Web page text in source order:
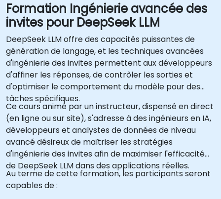
Formation Ingénierie avancée des
invites pour DeepSeek LLM
DeepSeek LLM offre des capacités puissantes de
génération de langage, et les techniques avancées
d'ingénierie des invites permettent aux développeurs
d'affiner les réponses, de contrôler les sorties et
d'optimiser le comportement du modèle pour des
tâches spécifiques.
Ce cours animé par un instructeur, dispensé en direct
(en ligne ou sur site), s'adresse à des ingénieurs en IA,
développeurs et analystes de données de niveau
avancé désireux de maîtriser les stratégies
d'ingénierie des invites afin de maximiser l'efficacité
de DeepSeek LLM dans des applications réelles.
Au terme de cette formation, les participants seront
capables de :